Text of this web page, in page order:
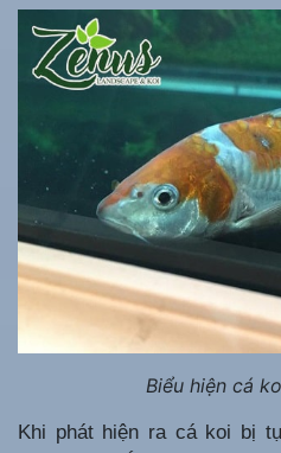
Biểu hiện cá
Khi phát hiện ra cá koi bị